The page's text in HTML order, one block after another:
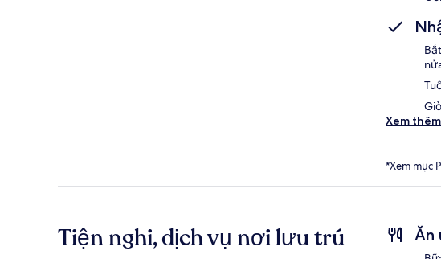
Xem thêm
*Xem mục
Tiện nghi, dịch vụ nơi lưu trú Ăn